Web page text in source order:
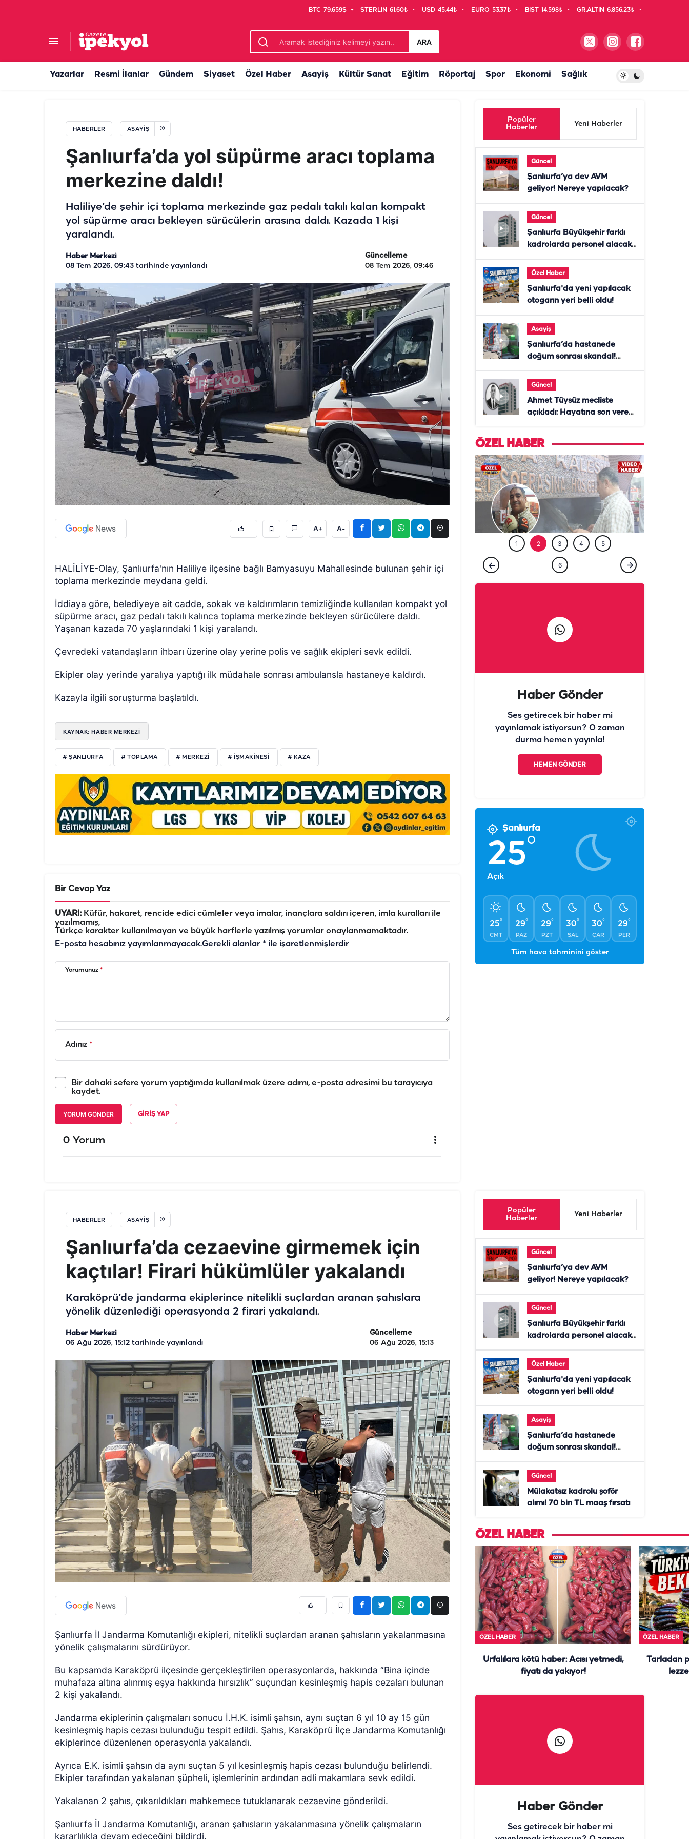
BTC 79.659$ STERLIN 61,60₺ USD 45,44₺ EURO 53,37₺ BIST 14.598₺ GR.ALTIN 6.856,23₺
ARA
Yazarlar Resmi İlanlar Gündem Siyaset Özel Haber Asayiş Kültür Sanat Eğitim Röportaj Spor Ekonomi Sağlık
HABERLER ASAYIŞ
Şanlıurfa’da yol süpürme aracı toplama
merkezine daldı!
Haliliye’de şehir içi toplama merkezinde gaz pedalı takılı kalan kompakt
yol süpürme aracı bekleyen sürücülerin arasına daldı. Kazada 1 kişi
yaralandı.
Haber Merkezi
08 Tem 2026, 09:43 tarihinde yayınlandı
Güncelleme
08 Tem 2026, 09:46
A+ A-
HALİLİYE-Olay, Şanlıurfa'nın Haliliye ilçesine bağlı Bamyasuyu Mahallesinde bulunan şehir içi
toplama merkezinde meydana geldi.
İddiaya göre, belediyeye ait cadde, sokak ve kaldırımların temizliğinde kullanılan kompakt yol
süpürme aracı, gaz pedalı takılı kalınca toplama merkezinde bekleyen sürücülere daldı.
Yaşanan kazada 70 yaşlarındaki 1 kişi yaralandı.
Çevredeki vatandaşların ihbarı üzerine olay yerine polis ve sağlık ekipleri sevk edildi.
Ekipler olay yerinde yaralıya yaptığı ilk müdahale sonrası ambulansla hastaneye kaldırdı.
Kazayla ilgili soruşturma başlatıldı.
KAYNAK: HABER MERKEZİ
# ŞANLIURFA # TOPLAMA # MERKEZİ # İŞMAKİNESİ # KAZA
Bir Cevap Yaz
UYARI:Küfür, hakaret, rencide edici cümleler veya imalar, inançlara saldırı içeren, imla kuralları ile
yazılmamış,
Türkçe karakter kullanılmayan ve büyük harflerle yazılmış yorumlar onaylanmamaktadır.
E-posta hesabınız yayımlanmayacak.Gerekli alanlar * ile işaretlenmişlerdir
Yorumunuz *
Adınız *
Bir dahaki sefere yorum yaptığımda kullanılmak üzere adımı, e-posta adresimi bu tarayıcıya
kaydet.
YORUM GÖNDER GIRIŞ YAP
0 Yorum
Popüler
Haberler
Yeni Haberler
Güncel
Şanlıurfa’ya dev AVM
geliyor! Nereye yapılacak?
Güncel
Şanlıurfa Büyükşehir farklı
kadrolarda personel alacak!
Özel Haber
Şanlıurfa'da yeni yapılacak
otogarın yeri belli oldu!
Asayiş
Şanlıurfa’da hastanede
doğum sonrası skandal!
Güncel
Ahmet Tüysüz mecliste
açıkladı: Hayatına son veren
ÖZEL HABER
1 2 3 4 5
6
Haber Gönder
Ses getirecek bir haber mi
yayınlamak istiyorsun? O zaman
durma hemen yayınla!
HEMEN GÖNDER
Şanlıurfa
25°
Açık
25°
CMT
29°
PAZ
29°
PZT
30°
SAL
30°
ÇAR
29°
PER
Tüm hava tahminini göster
HABERLER ASAYIŞ
Şanlıurfa’da cezaevine girmemek için
kaçtılar! Firari hükümlüler yakalandı
Karaköprü’de jandarma ekiplerince nitelikli suçlardan aranan şahıslara
yönelik düzenlediği operasyonda 2 firari yakalandı.
Haber Merkezi
06 Ağu 2026, 15:12 tarihinde yayınlandı
Güncelleme
06 Ağu 2026, 15:13
Şanlıurfa İl Jandarma Komutanlığı ekipleri, nitelikli suçlardan aranan şahısların yakalanmasına
yönelik çalışmalarını sürdürüyor.
Bu kapsamda Karaköprü ilçesinde gerçekleştirilen operasyonlarda, hakkında “Bina içinde
muhafaza altına alınmış eşya hakkında hırsızlık” suçundan kesinleşmiş hapis cezaları bulunan
2 kişi yakalandı.
Jandarma ekiplerinin çalışmaları sonucu İ.H.K. isimli şahsın, aynı suçtan 6 yıl 10 ay 15 gün
kesinleşmiş hapis cezası bulunduğu tespit edildi. Şahıs, Karaköprü İlçe Jandarma Komutanlığı
ekiplerince düzenlenen operasyonla yakalandı.
Ayrıca E.K. isimli şahsın da aynı suçtan 5 yıl kesinleşmiş hapis cezası bulunduğu belirlendi.
Ekipler tarafından yakalanan şüpheli, işlemlerinin ardından adli makamlara sevk edildi.
Yakalanan 2 şahıs, çıkarıldıkları mahkemece tutuklanarak cezaevine gönderildi.
Şanlıurfa İl Jandarma Komutanlığı, aranan şahısların yakalanmasına yönelik çalışmaların
kararlılıkla devam edeceğini bildirdi.
Şanlıurfa’da cezaevine girmemek için kaçtılar! Firari hükümlüler yakalandı
Popüler
Haberler
Yeni Haberler
Güncel
Şanlıurfa’ya dev AVM
geliyor! Nereye yapılacak?
Güncel
Şanlıurfa Büyükşehir farklı
kadrolarda personel alacak!
Özel Haber
Şanlıurfa'da yeni yapılacak
otogarın yeri belli oldu!
Asayiş
Şanlıurfa’da hastanede
doğum sonrası skandal!
Güncel
Mülakatsız kadrolu şoför
alımı! 70 bin TL maaş fırsatı
ÖZEL HABER
ÖZEL HABER
Urfalılara kötü haber: Acısı yetmedi,
fiyatı da yakıyor!
ÖZEL HABER
Tarladan
Haber Gönder
Ses getirecek bir haber mi